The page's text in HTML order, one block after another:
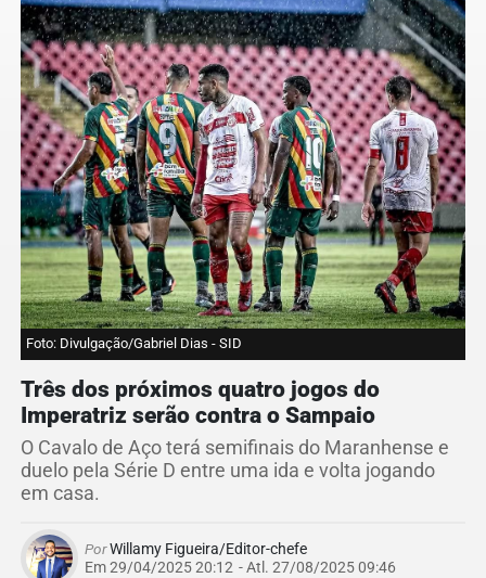
Foto: Divulgação/Gabriel Dias - SID
Três dos próximos quatro jogos do
Imperatriz serão contra o Sampaio
O Cavalo de Aço terá semifinais do Maranhense e
duelo pela Série D entre uma ida e volta jogando
em casa.
PorWillamy Figueira/Editor-chefe
Em 29/04/2025 20:12 - Atl. 27/08/2025 09:46